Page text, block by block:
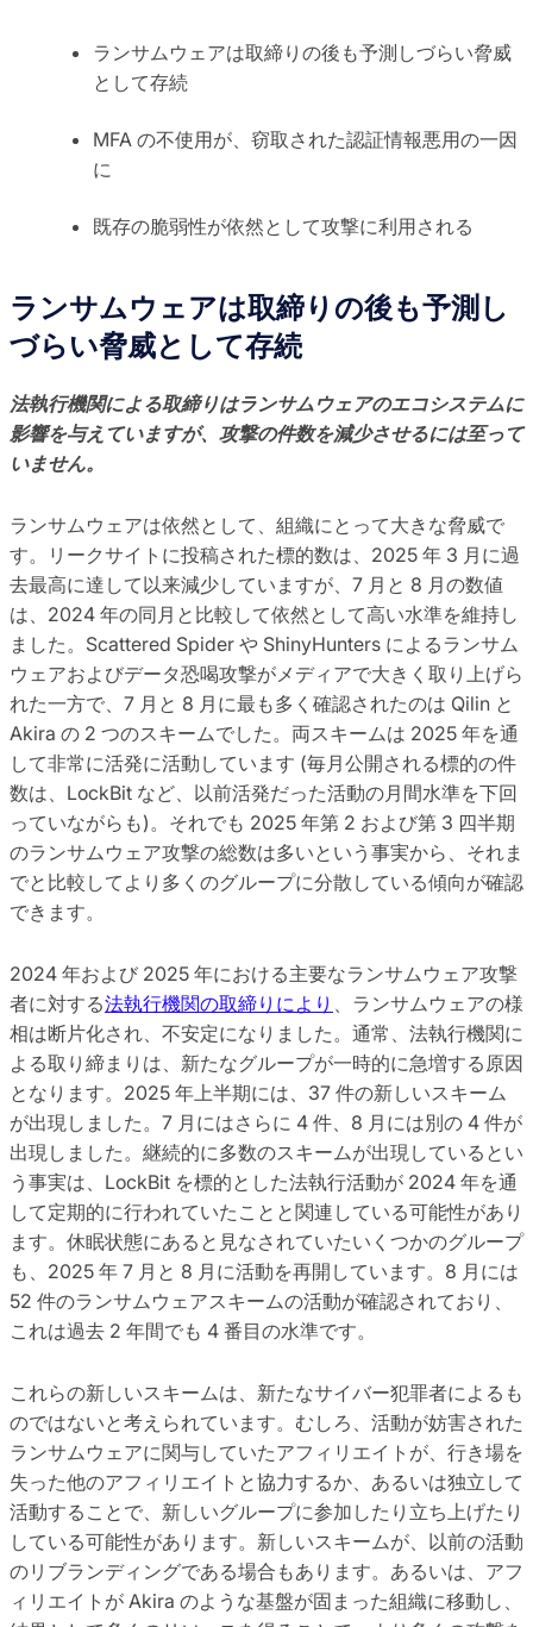
ランサムウェアは取締りの後も予測しづらい脅威
として存続
MFA の不使用が、窃取された認証情報悪用の一因
に
既存の脆弱性が依然として攻撃に利用される
ランサムウェアは取締りの後も予測し
づらい脅威として存続
法執行機関による取締りはランサムウェアのエコシステムに
影響を与えていますが、攻撃の件数を減少させるには至って
いません。
ランサムウェアは依然として、組織にとって大きな脅威で
す。リークサイトに投稿された標的数は、2025 年 3 月に過
去最高に達して以来減少していますが、7 月と 8 月の数値
は、2024 年の同月と比較して依然として高い水準を維持し
ました。Scattered Spider や ShinyHunters によるランサム
ウェアおよびデータ恐喝攻撃がメディアで大きく取り上げら
れた一方で、7 月と 8 月に最も多く確認されたのは Qilin と
Akira の 2 つのスキームでした。両スキームは 2025 年を通
して非常に活発に活動しています (毎月公開される標的の件
数は、LockBit など、以前活発だった活動の月間水準を下回
っていながらも)。それでも 2025 年第 2 および第 3 四半期
のランサムウェア攻撃の総数は多いという事実から、それま
でと比較してより多くのグループに分散している傾向が確認
できます。
2024 年および 2025 年における主要なランサムウェア攻撃
者に対する法執行機関の取締りにより
、ランサムウェアの様
相は断片化され、不安定になりました。通常、法執行機関に
よる取り締まりは、新たなグループが一時的に急増する原因
となります。2025 年上半期には、37 件の新しいスキーム
が出現しました。7 月にはさらに 4 件、8 月には別の 4 件が
出現しました。継続的に多数のスキームが出現しているとい
う事実は、LockBit を標的とした法執行活動が 2024 年を通
して定期的に行われていたことと関連している可能性があり
ます。休眠状態にあると見なされていたいくつかのグループ
も、2025 年 7 月と 8 月に活動を再開しています。8 月には
52 件のランサムウェアスキームの活動が確認されており、
これは過去 2 年間でも 4 番目の水準です。
これらの新しいスキームは、新たなサイバー犯罪者によるも
のではないと考えられています。むしろ、活動が妨害された
ランサムウェアに関与していたアフィリエイトが、行き場を
失った他のアフィリエイトと協力するか、あるいは独立して
活動することで、新しいグループに参加したり立ち上げたり
している可能性があります。新しいスキームが、以前の活動
のリブランディングである場合もあります。あるいは、アフ
ィリエイトが Akira のような基盤が固まった組織に移動し、